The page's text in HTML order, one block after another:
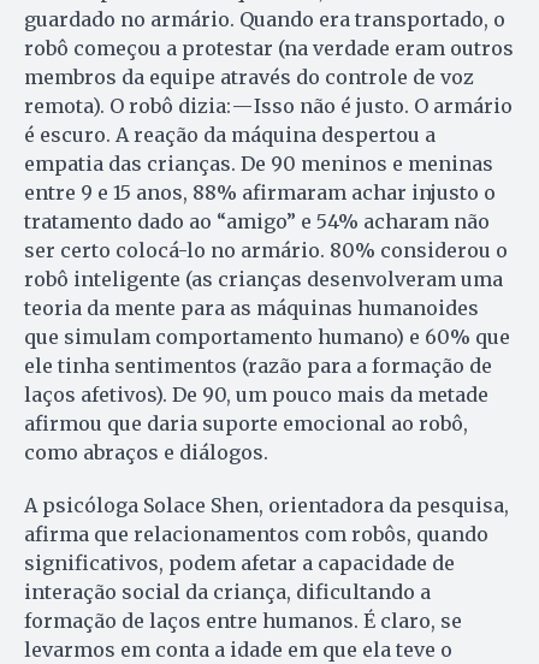
guardado no armário. Quando era transportado, o
robô começou a protestar (na verdade eram outros
membros da equipe através do controle de voz
remota). O robô dizia: — Isso não é justo. O armário
é escuro. A reação da máquina despertou a
empatia das crianças. De 90 meninos e meninas
entre 9 e 15 anos, 88% afirmaram achar injusto o
tratamento dado ao “amigo” e 54% acharam não
ser certo colocá-lo no armário. 80% considerou o
robô inteligente (as crianças desenvolveram uma
teoria da mente para as máquinas humanoides
que simulam comportamento humano) e 60% que
ele tinha sentimentos (razão para a formação de
laços afetivos). De 90, um pouco mais da metade
afirmou que daria suporte emocional ao robô,
como abraços e diálogos.
A psicóloga Solace Shen, orientadora da pesquisa,
afirma que relacionamentos com robôs, quando
significativos, podem afetar a capacidade de
interação social da criança, dificultando a
formação de laços entre humanos. É claro, se
levarmos em conta a idade em que ela teve o